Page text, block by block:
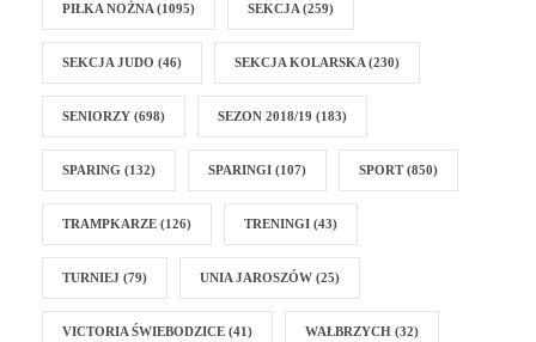
PIŁKA NOŻNA (1095) SEKCJA (259)
SEKCJA JUDO (46) SEKCJA KOLARSKA (230)
SENIORZY (698) SEZON 2018/19 (183)
SPARING (132) SPARINGI (107) SPORT(850)
TRAMPKARZE (126) TRENINGI (43)
TURNIEJ (79) UNIA JAROSZÓW (25)
VICTORIA ŚWIEBODZICE (41) WAŁBRZYCH (32)